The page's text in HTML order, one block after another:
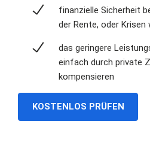
finanzielle Sicherheit
der Rente, oder Krisen
das geringere
einfach durch private
kompensieren
KOSTENLOS PRÜFEN